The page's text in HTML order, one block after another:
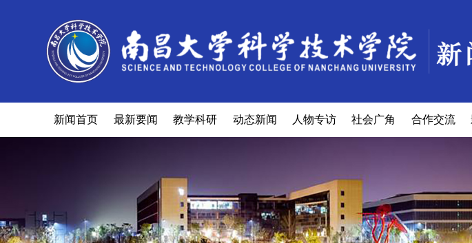
新闻首页 最新要闻 教学科研 动态新闻 人物专访 社会广角 合作交流